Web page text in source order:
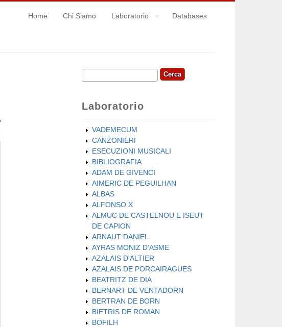
Home Chi Siamo Laboratorio Databases
Form di ricerca
Cerca
Laboratorio
VADEMECUM
CANZONIERI
ESECUZIONI MUSICALI
BIBLIOGRAFIA
ADAM DE GIVENCI
AIMERIC DE PEGUILHAN
ALBAS
ALFONSO X
ALMUC DE CASTELNOU E ISEUT
DE CAPION
ARNAUT DANIEL
AYRAS MONIZ D'ASME
AZALAIS D'ALTIER
AZALAIS DE PORCAIRAGUES
BEATRITZ DE DIA
BERNART DE VENTADORN
BERTRAN DE BORN
BIETRIS DE ROMAN
BOFILH